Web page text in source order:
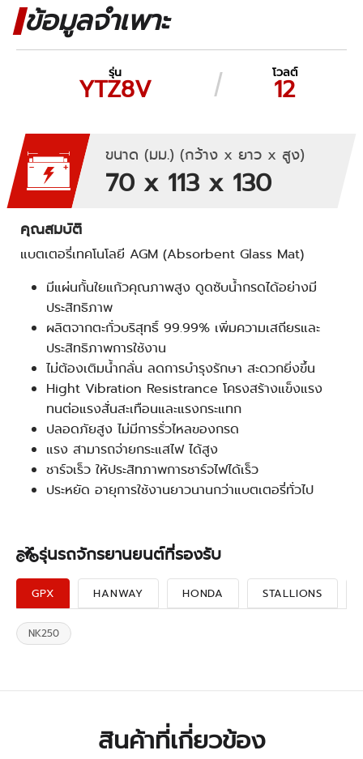
ข้อมูลจำเพาะ
รุ่น
YTZ8V
โวลต์
12
ขนาด (มม.) (กว้าง x ยาว x สูง)
70 x 113 x 130
คุณสมบัติ
แบตเตอรี่เทคโนโลยี AGM (Absorbent Glass Mat)
มีแผ่นกั้นใยแก้วคุณภาพสูง ดูดซับน้ำกรดได้อย่างมี
ประสิทธิภาพ
ผลิตจากตะกั่วบริสุทธิ์ 99.99% เพิ่มความเสถียรและ
ประสิทธิภาพการใช้งาน
ไม่ต้องเติมน้ำกลั่น ลดการบำรุงรักษา สะดวกยิ่งขึ้น
Hight Vibration Resistrance โครงสร้างแข็งแรง
ทนต่อแรงสั่นสะเทือนและแรงกระแทก
ปลอดภัยสูง ไม่มีการรั่วไหลของกรด
แรง สามารถจ่ายกระแสไฟ ได้สูง
ชาร์จเร็ว ให้ประสิทภาพการชาร์จไฟได้เร็ว
ประหยัด อายุการใช้งานยาวนานกว่าแบตเตอรี่ทั่วไป
รุ่นรถจักรยานยนต์ที่รองรับ
GPX HANWAY HONDA STALLIONS
NK250
สินค้าที่เกี่ยวข้อง